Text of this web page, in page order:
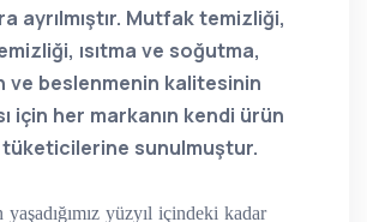
ayrılmıştır. Mutfak temizliği,
ısıtma ve soğutma,
ve beslenmenin kalitesinin
için her markanın kendi ürün
sunulmuştur.
yüzyıl içindeki kadar